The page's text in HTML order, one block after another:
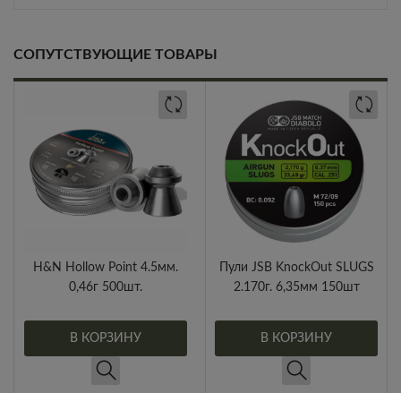
СОПУТСТВУЮЩИЕ ТОВАРЫ
H&N Hollow Point 4.5мм.
0,46г 500шт.
В КОРЗИНУ
Пули JSB KnockOut SLUGS
2.170г. 6,35мм 150шт
В КОРЗИНУ